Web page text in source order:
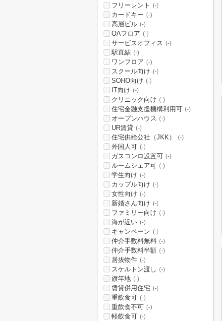
フリーレント (-)
カードキー (-)
高層ビル (-)
OAフロア (-)
サービスオフィス (-)
駅直結 (-)
ワンフロア (-)
スクール向け (-)
SOHO向け (-)
IT向け (-)
クリニック向け (-)
住宅金融支援機構利用可 (-)
オープンハウス (-)
UR賃貸 (-)
住宅供給公社（JKK） (-)
外国人可 (-)
ガスコンロ設置可 (-)
ルームシェア可 (-)
学生向け (-)
カップル向け (-)
女性向け (-)
新婚さん向け (-)
ファミリー向け (-)
海が近い (-)
キャンペーン (-)
仲介手数料無料 (-)
仲介手数料半額 (-)
居抜物件 (-)
スケルトン渡し (-)
旗竿地 (-)
賃貸併用住宅 (-)
重飲食可 (-)
重飲食不可 (-)
軽飲食可 (-)